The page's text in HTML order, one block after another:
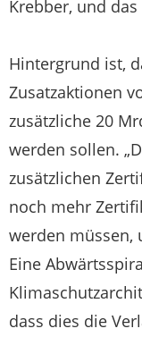
Krebber, und
Hintergrund ist,
Zusatzaktionen
zusätzliche 20
werden sollen.
zusätzlichen
noch mehr
werden müssen,
Eine
dass dies die